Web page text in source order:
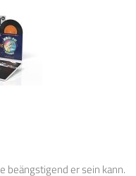
beängstigend er sein kann.